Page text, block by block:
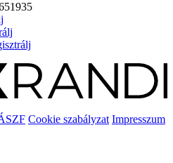
Cookie szabályzat Impresszum